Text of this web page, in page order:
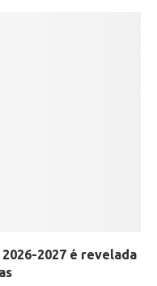
2027 é revelada